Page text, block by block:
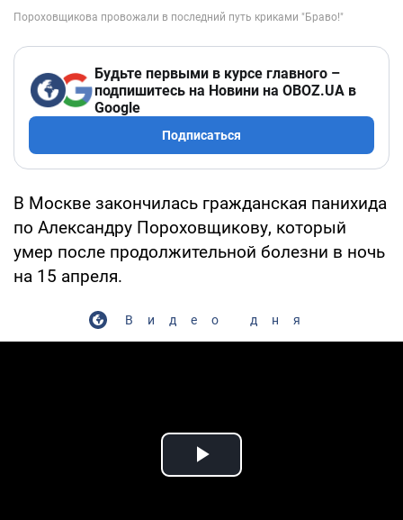
Будьте первыми в курсе главного –
подпишитесь на Новини на OBOZ.UA в
Google
Подписаться
В Москве закончилась гражданская панихида
по Александру Пороховщикову, который
умер после продолжительной болезни в ночь
на 15 апреля.
Видео дня
Play Video